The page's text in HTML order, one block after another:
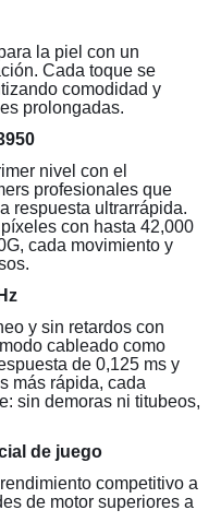
la piel con un
Cada toque se
comodidad y
prolongadas.
nivel con el
profesionales que
respuesta ultrarrápida.
con hasta 42,000
cada movimiento y
y sin retardos con
cableado como
de 0,125 ms y
más rápida, cada
sin demoras ni titubeos,
de juego
competitivo a
de motor superiores a